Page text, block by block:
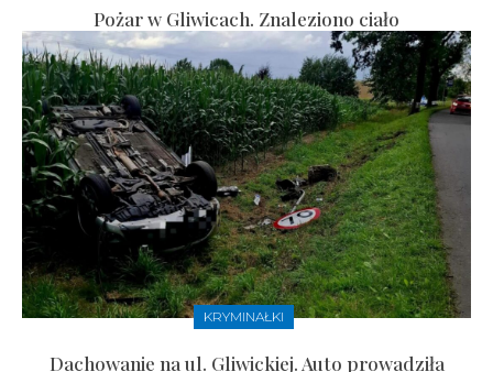
Pożar w Gliwicach. Znaleziono ciało
KRYMINAŁKI
Dachowanie na ul. Gliwickiej. Auto prowadziła